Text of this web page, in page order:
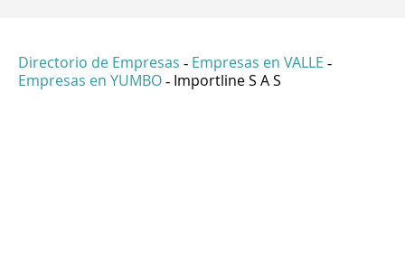
Directorio de Empresas - Empresas en VALLE -
Empresas en YUMBO - Importline S A S